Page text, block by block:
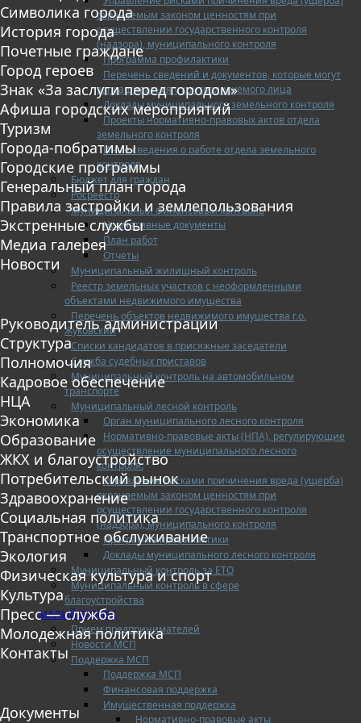
охраняемым законом ценностям при
осуществлении государственного контроля
(надзора), муниципального контроля
Программа профилактики
Перечень сведений и документов, которые могут
запрашиваться у контролируемого лица
Доклады муниципального земельного контроля
Проекты нормативно-правовых актов отдела
земельного контроля
Иные сведения о работе отдела земельного
контроля
Бюджет для граждан
Росреестр
Муниципальный финансовый контроль
Нормативные документы
План работ
Отчеты
Муниципальный жилищный контроль
Реестр земельных участков с неоформленными
объектами недвижимого имущества
Перечень объектов недвижимого имущества г.о.
Жуковский
Списки кандидатов в присяжные заседатели
Служба судебных приставов
Муниципальный контроль на автомобильном
транспорте
Муниципальный лесной контроль
Орган муниципального лесного контроля
Нормативно-правовые акты (НПА), регулирующие
осуществление муниципального лесного
контроля:
Управление рисками причинения вреда (ущерба)
охраняемым законом ценностям при
осуществлении государственного контроля
(надзора), муниципального контроля
Программа профилактики
Доклады муниципального лесного контроля
Муниципальный контроль за ЕТО
Муниципальный контроль в сфере
благоустройства
МАЛЫЙ БИЗНЕС
Прием предпринимателей
Новости МСП
Поддержка МСП
Поддержка МСП
Финансовая поддержка
Имущественная поддержка
Нормативно-правовые акты
Символика города
История города
Почетные граждане
Город героев
Знак «За заслуги перед городом»
Афиша городских мероприятий
Туризм
Города-побратимы
Городские программы
Генеральный план города
Правила застройки и землепользования
Экстренные службы
Медиа галерея
Новости
Руководитель администрации
Структура
Полномочия
Кадровое обеспечение
НЦА
Экономика
Образование
ЖКХ и благоустройство
Потребительский рынок
Здравоохранение
Социальная политика
Транспортное обслуживание
Экология
Физическая культура и спорт
Культура
Пресс — служба
Молодежная политика
Контакты
Документы